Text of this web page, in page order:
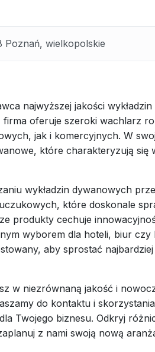
Poznań, wielkopolskie
najwyższej jakości
firma oferuje szeroki wachlarz
jak i komercyjnych. W
które charakteryzują się
wykładzin dywanowych
które doskonale
produkty cechuje
wyborem dla hoteli, biur czy
aby sprostać
w niezrównaną jakość i
do kontaktu i
Twojego biznesu. Odkryj
z nami swoją nową